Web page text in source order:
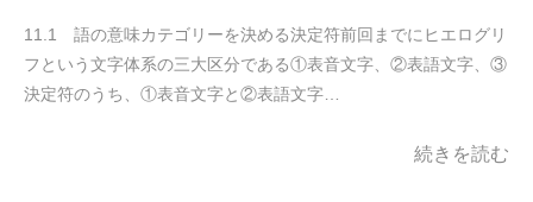
11.1 語の意味カテゴリーを決める決定符前回までにヒエログリ
フという文字体系の三大区分である①表音文字、②表語文字、③
決定符のうち、①表音文字と②表語文字…
続きを読む